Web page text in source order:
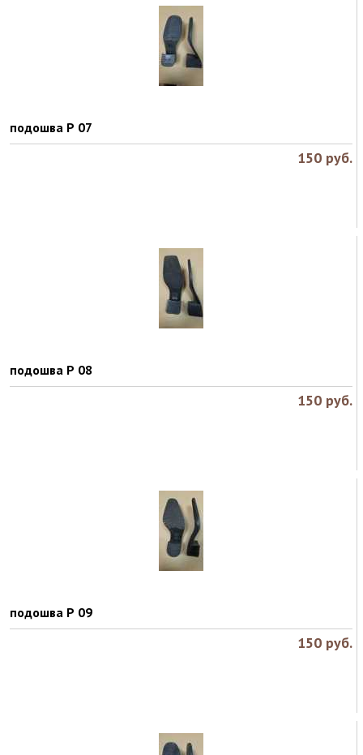
подошва Р 07
150 руб.
подошва Р 08
150 руб.
подошва Р 09
150 руб.